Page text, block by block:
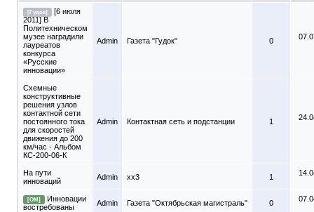
[Гудок]
[6 июля
2011] В
Политехническом
музее наградили
лауреатов
конкурса
«Русские
инновации»
Admin Газета "Гудок" 0
Схемные
конструктивные
решения узлов
контактной сети
постоянного тока
для скоростей
движения до 200
км/час - Альбом
КС-200-06-К
Admin Контактная сеть и подстанции 1
На пути
инноваций
Admin xx3 1
[ОМ]
Инновации
востребованы
Admin Газета "Октябрьская магистраль" 0